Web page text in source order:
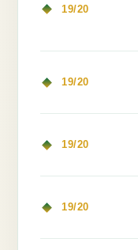
19/20
19/20
19/20
19/20